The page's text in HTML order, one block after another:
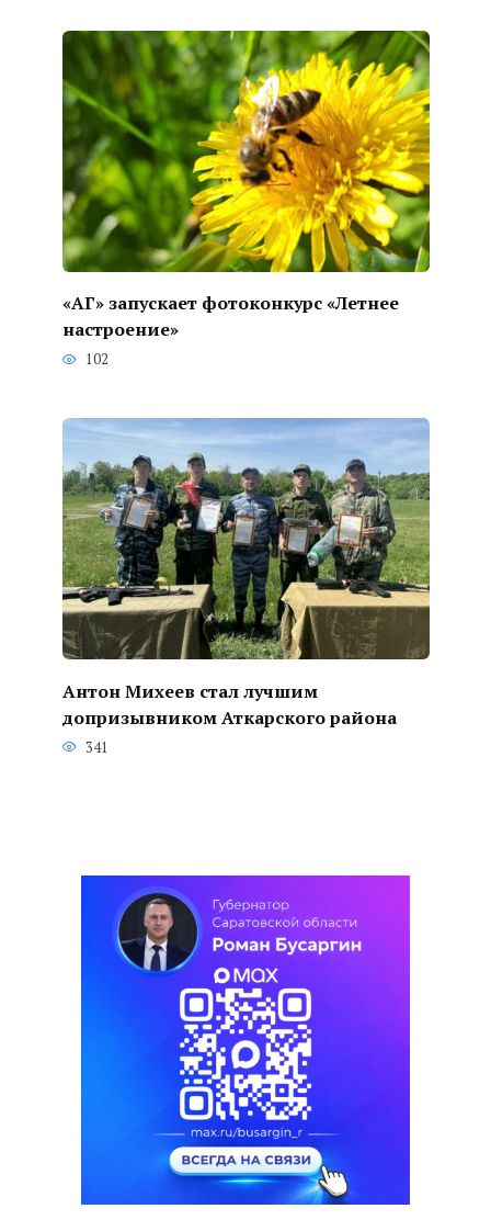
«АГ» запускает фотоконкурс «Летнее
настроение»
102
Антон Михеев стал лучшим
допризывником Аткарского района
341